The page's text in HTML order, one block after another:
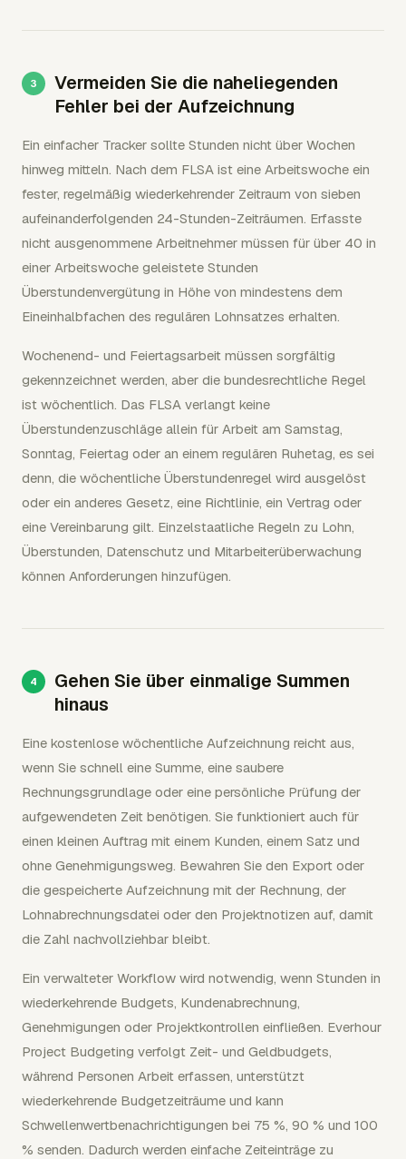
Vermeiden Sie die naheliegenden
Fehler bei der Aufzeichnung
Ein einfacher Tracker sollte Stunden nicht über Wochen
hinweg mitteln. Nach dem FLSA ist eine Arbeitswoche ein
fester, regelmäßig wiederkehrender Zeitraum von sieben
aufeinanderfolgenden 24-Stunden-Zeiträumen. Erfasste
nicht ausgenommene Arbeitnehmer müssen für über 40 in
einer Arbeitswoche geleistete Stunden
Überstundenvergütung in Höhe von mindestens dem
Eineinhalbfachen des regulären Lohnsatzes erhalten.
Wochenend- und Feiertagsarbeit müssen sorgfältig
gekennzeichnet werden, aber die bundesrechtliche Regel
ist wöchentlich. Das FLSA verlangt keine
Überstundenzuschläge allein für Arbeit am Samstag,
Sonntag, Feiertag oder an einem regulären Ruhetag, es sei
denn, die wöchentliche Überstundenregel wird ausgelöst
oder ein anderes Gesetz, eine Richtlinie, ein Vertrag oder
eine Vereinbarung gilt. Einzelstaatliche Regeln zu Lohn,
Überstunden, Datenschutz und Mitarbeiterüberwachung
können Anforderungen hinzufügen.
Gehen Sie über einmalige Summen
hinaus
Eine kostenlose wöchentliche Aufzeichnung reicht aus,
wenn Sie schnell eine Summe, eine saubere
Rechnungsgrundlage oder eine persönliche Prüfung der
aufgewendeten Zeit benötigen. Sie funktioniert auch für
einen kleinen Auftrag mit einem Kunden, einem Satz und
ohne Genehmigungsweg. Bewahren Sie den Export oder
die gespeicherte Aufzeichnung mit der Rechnung, der
Lohnabrechnungsdatei oder den Projektnotizen auf, damit
die Zahl nachvollziehbar bleibt.
Ein verwalteter Workflow wird notwendig, wenn Stunden in
wiederkehrende Budgets, Kundenabrechnung,
Genehmigungen oder Projektkontrollen einfließen. Everhour
Project Budgeting verfolgt Zeit- und Geldbudgets,
während Personen Arbeit erfassen, unterstützt
wiederkehrende Budgetzeiträume und kann
Schwellenwertbenachrichtigungen bei 75 %, 90 % und 100
% senden. Dadurch werden einfache Zeiteinträge zu